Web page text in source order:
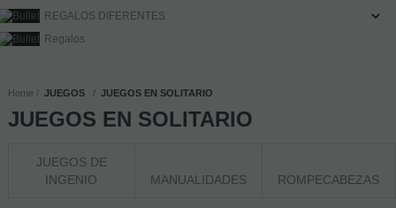
REGALOS DIFERENTES
Regalos
Home JUEGOS JUEGOS EN SOLITARIO
JUEGOS EN SOLITARIO
JUEGOS DE
INGENIO
MANUALIDADES ROMPECABEZAS